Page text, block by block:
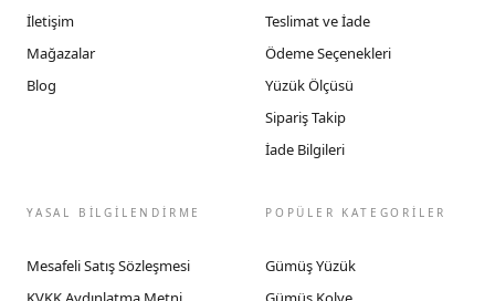
İletişim
Mağazalar
Blog
Teslimat ve İade
Ödeme Seçenekleri
Yüzük Ölçüsü
Sipariş Takip
İade Bilgileri
YASAL BİLGİLENDİRME
Mesafeli Satış Sözleşmesi
POPÜLER KATEGORİLER
Gümüş Yüzük